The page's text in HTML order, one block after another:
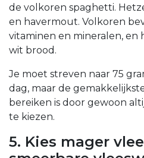
de volkoren spaghetti.
en havermout. Volkoren
vitaminen en mineralen,
wit brood.
Je moet streven naar 75
dag, maar de
bereiken is door gewoon
te kiezen.
5. Kies mager